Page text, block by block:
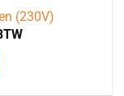
(230V)